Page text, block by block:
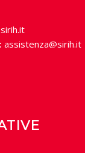
assistenza@sirih.it